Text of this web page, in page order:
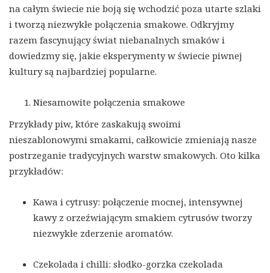
na całym świecie nie boją się wchodzić poza utarte szlaki
i tworzą niezwykłe połączenia smakowe. Odkryjmy
razem fascynujący świat niebanalnych smaków i
dowiedzmy się, jakie eksperymenty w świecie piwnej
kultury są najbardziej popularne.
Niesamowite połączenia smakowe
Przykłady piw, które zaskakują swoimi
nieszablonowymi smakami, całkowicie zmieniają nasze
postrzeganie tradycyjnych warstw smakowych. Oto kilka
przykładów:
Kawa i cytrusy: połączenie mocnej, intensywnej
kawy z orzeźwiającym smakiem cytrusów tworzy
niezwykłe zderzenie aromatów.
Czekolada i chilli: słodko-gorzka czekolada